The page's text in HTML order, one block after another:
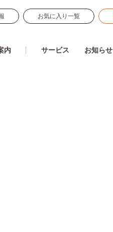
お気に入り一覧
内 サービス お知らせ